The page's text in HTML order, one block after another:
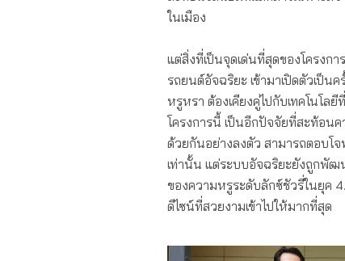
ในเมือง
แต่สิ่งที่เป็นจุดเด่นที่สุดของโครงก
รถยนต์อัจฉริยะ เข้ามาเปิดตัวเป็น
หรูหรา ต้องเคียงคู่ไปกับเทคโนโล
โครงการนี้ เป็นอีกปัจจัยที่สะท้อน
ด้วยกันอย่างลงตัว สามารถตอบโ
เท่านั้น แต่ระบบอัจฉริยะยังถูกพัฒ
ของความหรูระดับลักซ์ชัวรี่ในยุค
ดีไซน์ที่สวยงามเข้าไปให้มากที่สุด